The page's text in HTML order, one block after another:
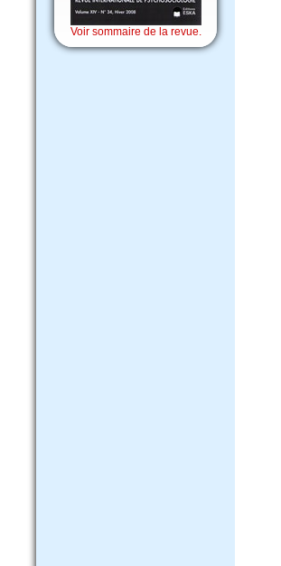
Voir sommaire de la revue.